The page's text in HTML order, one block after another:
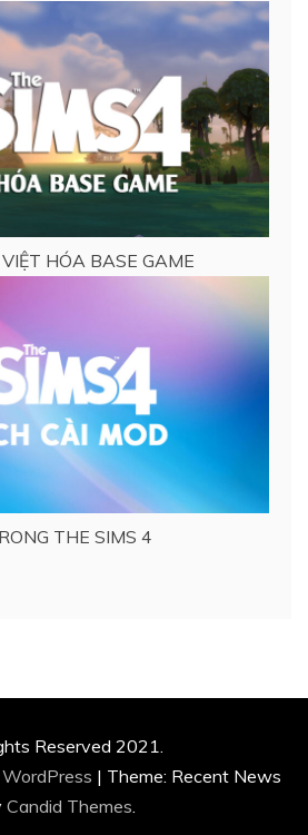
HÓA BASE GAME
THE SIMS 4
Reserved 2021.
| Theme: Recent News
Candid Themes.